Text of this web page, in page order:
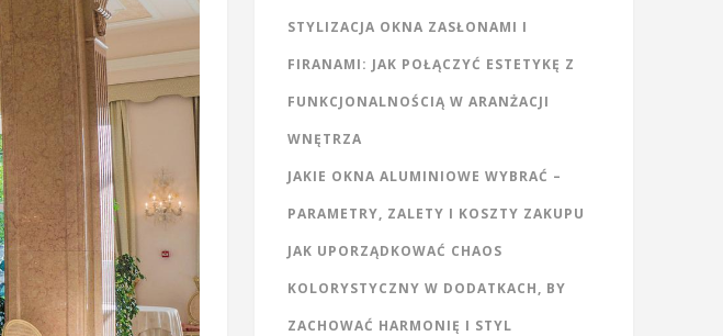
STYLIZACJA OKNA ZASŁONAMI I
FIRANAMI: JAK POŁĄCZYĆ ESTETYKĘ Z
FUNKCJONALNOŚCIĄ W ARANŻACJI
WNĘTRZA
JAKIE OKNA ALUMINIOWE WYBRAĆ –
PARAMETRY, ZALETY I KOSZTY ZAKUPU
JAK UPORZĄDKOWAĆ CHAOS
KOLORYSTYCZNY W DODATKACH, BY
ZACHOWAĆ HARMONIĘ I STYL